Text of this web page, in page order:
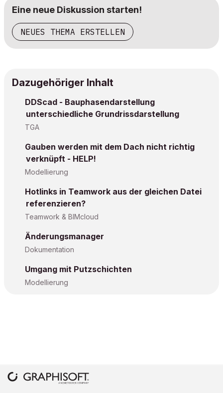
Eine neue Diskussion starten!
NEUES THEMA ERSTELLEN
Dazugehöriger Inhalt
DDScad - Bauphasendarstellung
unterschiedliche Grundrissdarstellung
TGA
Gauben werden mit dem Dach nicht richtig
verknüpft - HELP!
Modellierung
Hotlinks in Teamwork aus der gleichen Datei
referenzieren?
Teamwork & BIMcloud
Änderungsmanager
Dokumentation
Umgang mit Putzschichten
Modellierung